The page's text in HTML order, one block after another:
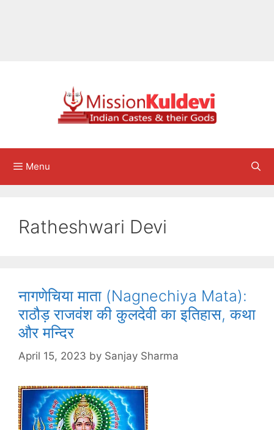
Menu
Ratheshwari Devi
नागणेचिया माता (Nagnechiya Mata):
राठौड़ राजवंश की कुलदेवी का इतिहास, कथा
और मन्दिर
April 15, 2023 by Sanjay Sharma